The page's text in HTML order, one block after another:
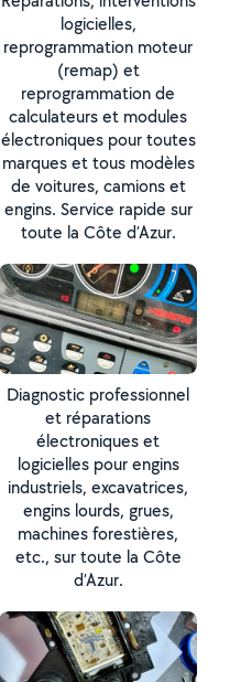
logicielles,
reprogrammation moteur
(remap) et
reprogrammation de
calculateurs et modules
électroniques pour toutes
marques et tous modèles
de voitures, camions et
engins. Service rapide sur
toute la Côte d’Azur.
Diagnostic professionnel
et réparations
électroniques et
logicielles pour engins
industriels, excavatrices,
engins lourds, grues,
machines forestières,
etc., sur toute la Côte
d’Azur.